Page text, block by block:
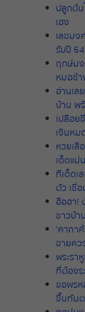
ปลูกต้
เฮง
เลขม
รับปี 64
ฤกษ์ม
หมอช้
อ่านเล
บ้าน พ
เปลือ
เงินหม
หวยเ
เด็ดแม่
ทีเด็ดเ
ตัว เชื่อ
ฮือฮา!
ชาวบ้า
‘คาถา
ขายคว
พระรา
ที่ต้องร
ขอพร
ขึ้นทัน